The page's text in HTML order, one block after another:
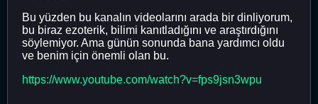
Bu yüzden bu kanalın videolarını arada bir dinliyorum,
bu biraz ezoterik, bilimi kanıtladığını ve araştırdığını
söylemiyor. Ama günün sonunda bana yardımcı oldu
ve benim için önemli olan bu.
https://www.youtube.com/watch?v=fps9jsn3wpu